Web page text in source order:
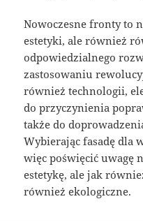
Nowoczesne fronty to
estetyki, ale również
odpowiedzialnego
zastosowaniu
również technologii,
do przyczynienia
także do
Wybierając fasadę dla
więc poświęcić uwagę
estetykę, ale jak
również ekologiczne.